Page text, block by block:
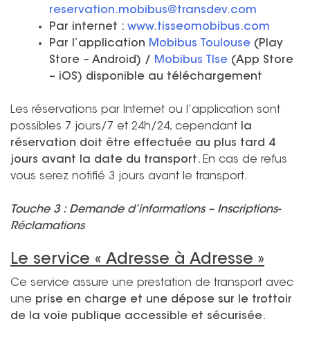
reservation.mobibus@transdev.com
Par internet : www.tisseomobibus.com
Par l’application Mobibus Toulouse (Play
Store – Android) /
Mobibus Tlse (App Store
– iOS) disponible au téléchargement
Les réservations par Internet ou l’application sont
possibles 7 jours/7 et 24h/24, cependant
la
réservation doit être effectuée au plus tard 4
jours avant la date du transport. En cas de refus
vous serez notifié 3 jours avant le transport.
Touche 3 : Demande d’informations – Inscriptions-
Réclamations
Le service « Adresse à Adresse »
Ce service assure une prestation de transport avec
une prise en charge et une dépose sur le trottoir
de la voie publique accessible et sécurisée.